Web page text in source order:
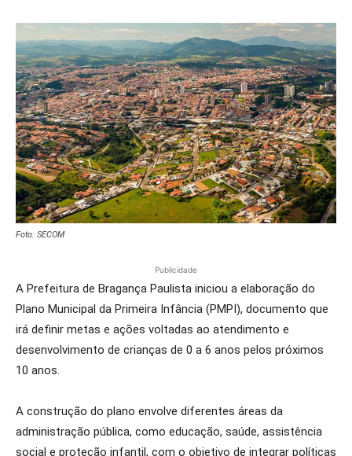
Foto: SECOM
Publicidade
A Prefeitura de Bragança Paulista iniciou a elaboração do
Plano Municipal da Primeira Infância (PMPI), documento que
irá definir metas e ações voltadas ao atendimento e
desenvolvimento de crianças de 0 a 6 anos pelos próximos
10 anos.
A construção do plano envolve diferentes áreas da
administração pública, como educação, saúde, assistência
social e proteção infantil, com o objetivo de integrar políticas